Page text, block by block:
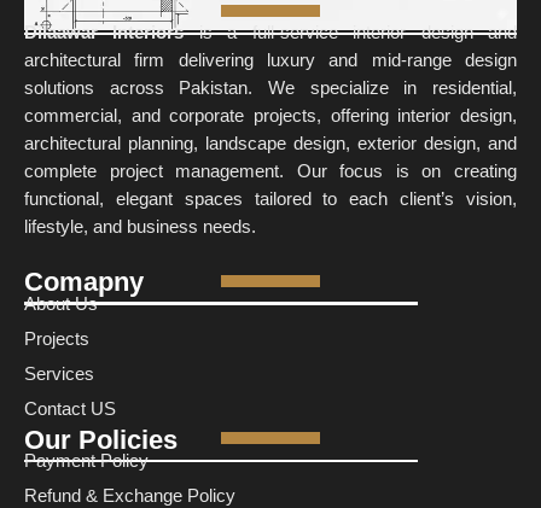
Dilaawar Interiorsis a full-service interior design and
architectural firm delivering luxury and mid-range design
solutions across Pakistan. We specialize in residential,
commercial, and corporate projects, offering interior design,
architectural planning, landscape design, exterior design, and
complete project management. Our focus is on creating
functional, elegant spaces tailored to each client’s vision,
lifestyle, and business needs.
Comapny
About Us
Projects
Services
Contact US
Our Policies
Payment Policy
Refund & Exchange Policy